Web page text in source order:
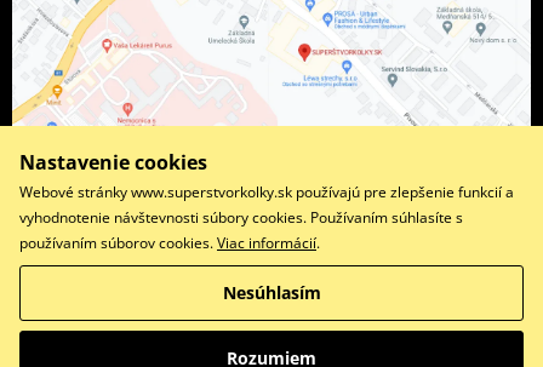
Facebook
Copyright © 2026 www.superstvorkolky.sk
Všetky práva vyhradené
Nastavenie cookies
Webové stránky www.superstvorkolky.sk používajú pre zlepšenie funkcií a
vyhodnotenie návštevnosti súbory cookies. Používaním súhlasíte s
používaním súborov cookies.Viac informácií.
Nesúhlasím
Rozumiem